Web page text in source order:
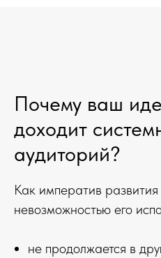
Почему ваш
доходит
аудиторий?
Как императив развития
невозможностью его
не продолжается в